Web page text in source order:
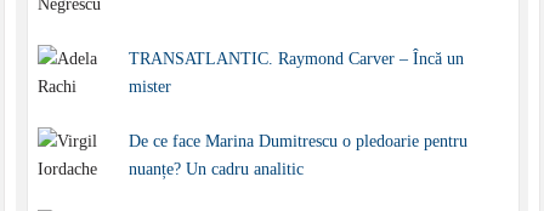
TRANSATLANTIC. Raymond Carver – Încă un
mister
De ce face Marina Dumitrescu o pledoarie pentru
nuanțe? Un cadru analitic